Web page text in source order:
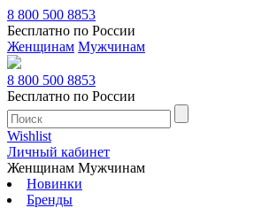
8 800 500 8853
Бесплатно по России
Женщинам Мужчинам
8 800 500 8853
Бесплатно по России
Wishlist
Личный кабинет
Женщинам Мужчинам
Новинки
Бренды